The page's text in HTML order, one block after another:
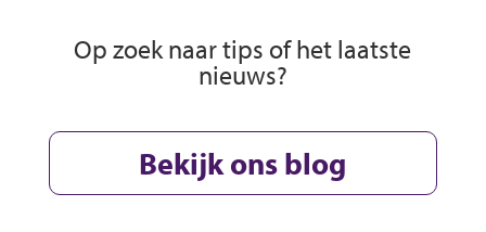
Op zoek naar tips of het laatste
nieuws?
Bekijk ons blog